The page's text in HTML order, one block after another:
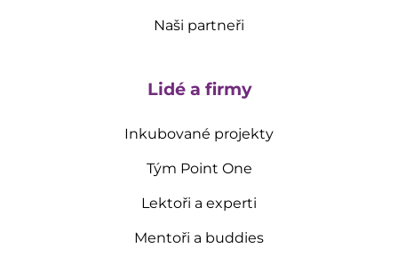
Naši partneři
Lidé a firmy
Inkubované projekty
Tým Point One
Lektoři a experti
Mentoři a buddies